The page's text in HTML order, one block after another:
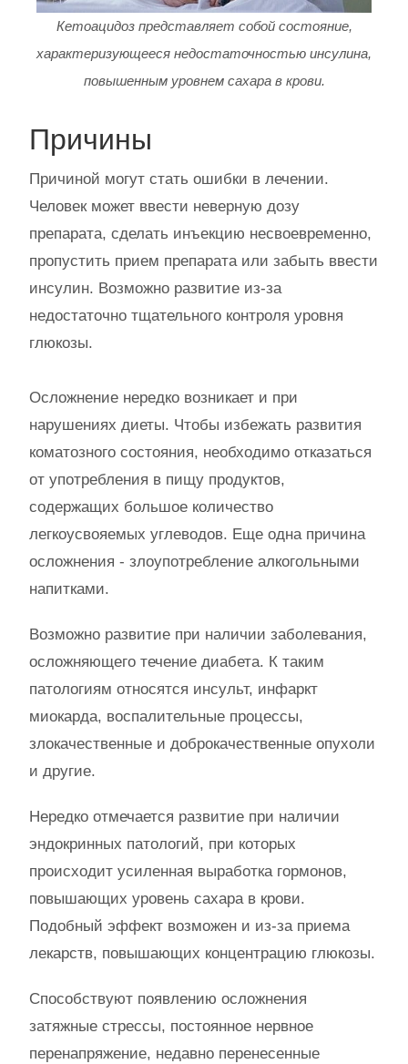
Кетоацидоз представляет собой состояние,
характеризующееся недостаточностью инсулина,
повышенным уровнем сахара в крови.
Причины
Причиной могут стать ошибки в лечении.
Человек может ввести неверную дозу
препарата, сделать инъекцию несвоевременно,
пропустить прием препарата или забыть ввести
инсулин. Возможно развитие из-за
недостаточно тщательного контроля уровня
глюкозы.
Осложнение нередко возникает и при
нарушениях диеты. Чтобы избежать развития
коматозного состояния, необходимо отказаться
от употребления в пищу продуктов,
содержащих большое количество
легкоусвояемых углеводов. Еще одна причина
осложнения - злоупотребление алкогольными
напитками.
Возможно развитие при наличии заболевания,
осложняющего течение диабета. К таким
патологиям относятся инсульт, инфаркт
миокарда, воспалительные процессы,
злокачественные и доброкачественные опухоли
и другие.
Нередко отмечается развитие при наличии
эндокринных патологий, при которых
происходит усиленная выработка гормонов,
повышающих уровень сахара в крови.
Подобный эффект возможен и из-за приема
лекарств, повышающих концентрацию глюкозы.
Способствуют появлению осложнения
затяжные стрессы, постоянное нервное
перенапряжение, недавно перенесенные